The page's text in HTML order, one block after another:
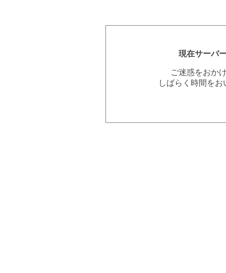
現在サーバ
ご迷惑をおか
しばらく時間を